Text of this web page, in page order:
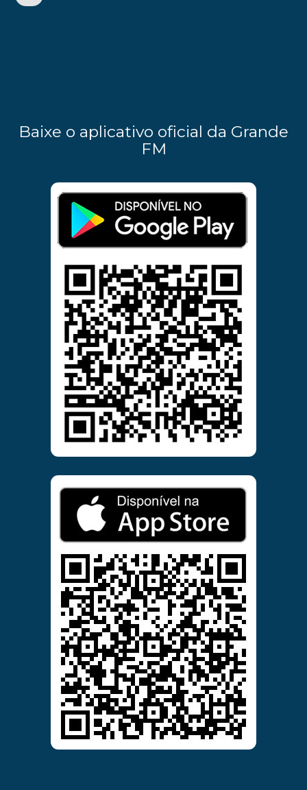
Baixe o aplicativo oficial da Grande
FM